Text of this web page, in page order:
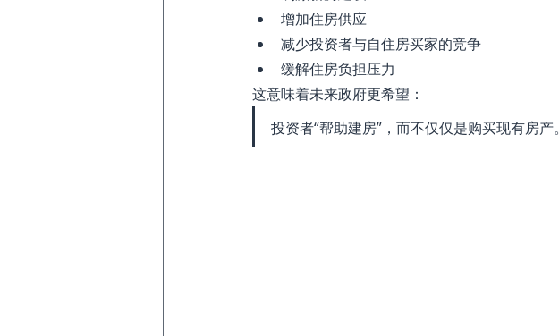
增加住房供应
减少投资者与自住房买家的竞争
缓解住房负担压力
这意味着未来政府更希望：
投资者“帮助建房”，而不仅仅是购买现有房产。